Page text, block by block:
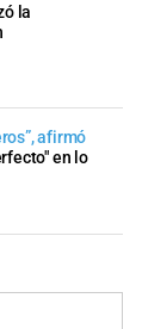
la
afirmó
en lo